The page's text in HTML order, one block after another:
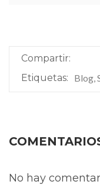
Compartir:
Etiquetas:
Blog,
No hay